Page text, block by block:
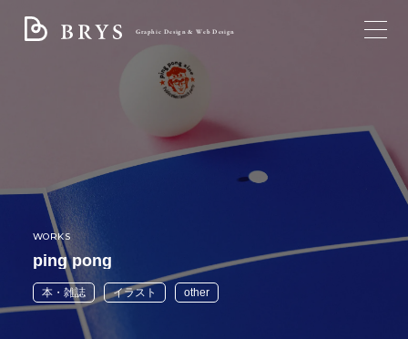
Graphic Design & Web Design
ブライスについて
サービス
制作実績
すべて
トータルデザイン
ロゴ
ブログ
WORKS
ping pong
本・雑誌 イラスト other